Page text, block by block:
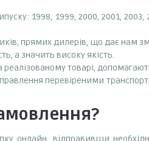
1998, 1999, 2000, 2001, 2003,
прямих дилерів, що дає нам
а значить високу якість.
товарі,
перевіреними
онлайн, відправивши